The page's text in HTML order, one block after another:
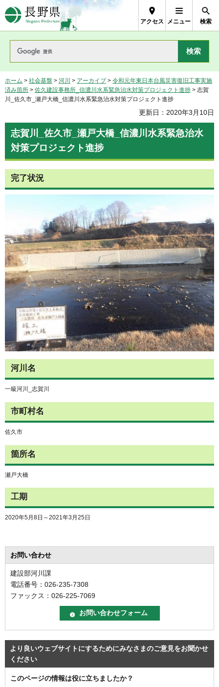
長野県Nagano Prefecture
アクセス メニュー 検索
ホーム > 社会基盤 > 河川 > アーカイブ > 令和元年東日本台風災害復旧工事実施
済み箇所 > 佐久建設事務所_信濃川水系緊急治水対策プロジェクト進捗 > 志賀
川_佐久市_瀬戸大橋_信濃川水系緊急治水対策プロジェクト進捗
更新日：2020年3月10日
志賀川_佐久市_瀬戸大橋_信濃川水系緊急治水
対策プロジェクト進捗
完了状況
河川名
一級河川_志賀川
市町村名
佐久市
箇所名
瀬戸大橋
工期
2020年5月8日～2021年3月25日
お問い合わせ
建設部河川課
電話番号：026-235-7308
ファックス：026-225-7069
より良いウェブサイトにするためにみなさまのご意見をお聞かせ
ください
このページの情報は役に立ちましたか？